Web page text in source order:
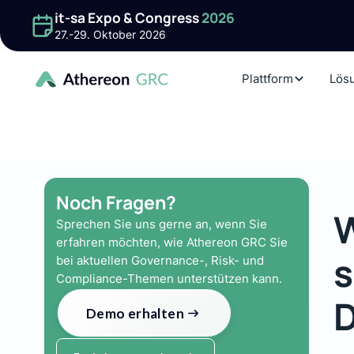
it-sa Expo & Congress2026
27.-29. Oktober 2026
Plattform
Noch Fragen?
Sprechen Sie uns gerne an, wenn Sie
erfahren möchten, wie Athereon GRC Sie
bei aktuellen Governance-, Risk- und
Compliance-Themen unterstützen kann.
Demo erhalten